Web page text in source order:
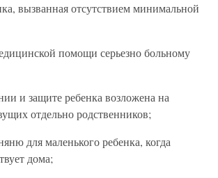
вызванная отсутствием минимальной
помощи серьезно больному
и защите ребенка возложена на
отдельно родственников;
для маленького ребенка, когда
дома;